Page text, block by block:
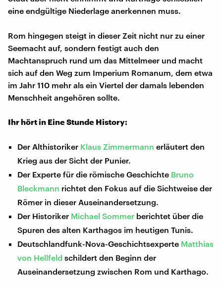
eine endgültige Niederlage anerkennen muss.
Rom hingegen steigt in dieser Zeit nicht nur zu einer
Seemacht auf, sondern festigt auch den
Machtanspruch rund um das Mittelmeer und macht
sich auf den Weg zum Imperium Romanum, dem etwa
im Jahr 110 mehr als ein Viertel der damals lebenden
Menschheit angehören sollte.
Ihr hört in Eine Stunde History:
Der Althistoriker Klaus Zimmermann erläutert den
Krieg aus der Sicht der Punier.
Der Experte für die römische Geschichte Bruno
Bleckmann richtet den Fokus auf die Sichtweise der
Römer in dieser Auseinandersetzung.
Der Historiker Michael Sommer berichtet über die
Spuren des alten Karthagos im heutigen Tunis.
Deutschlandfunk-Nova-Geschichtsexperte Matthias
von Hellfeld schildert den Beginn der
Auseinandersetzung zwischen Rom und Karthago.